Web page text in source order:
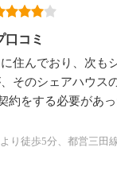
口コミ
住んでおり、次も
そのシェアハウス
約をする必要があ
り徒歩5分、都営三田